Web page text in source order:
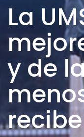
La
y de
recibe